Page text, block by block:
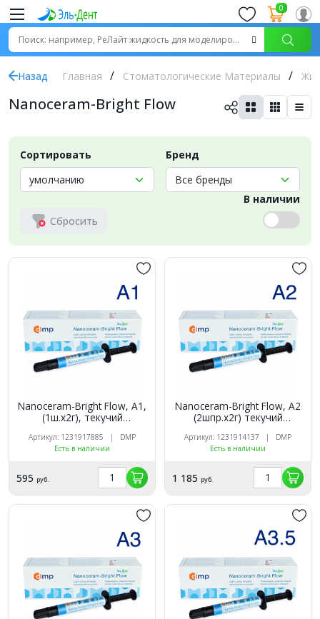
0
Назад Главная Стоматологические Материалы
Nanoceram-Bright Flow
Сортировать Бренд
Сбросить
В наличии
Nanoceram-Bright Flow, А1,
(1ш.х2г), текучий
DMP
Артикул: 1231917885 | DMP
Есть в наличии
595 руб.
Nanoceram-Bright Flow, А2
(2шпр.х2г) текучий
DMP
Артикул: 1231914137 | DMP
Есть в наличии
1 185 руб.